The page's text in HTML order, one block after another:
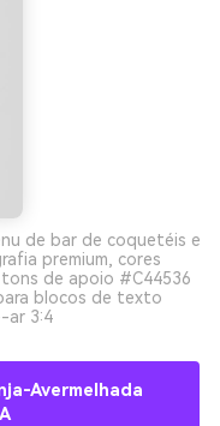
de bar de coquetéis e
premium, cores
de apoio #C44536
blocos de texto
ar 3:4
Avermelhada